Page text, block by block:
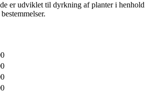
er udviklet til dyrkning af planter i henhold